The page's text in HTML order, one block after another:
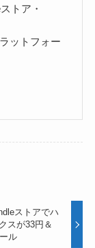
トア・
ットフォー
ストアでハ
スが33円＆
ル